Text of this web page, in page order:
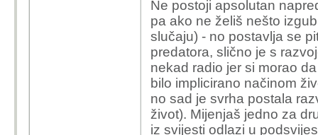
Ne postoji apsolutan
pa ako ne želiš nešto
slučaju) - no postavlja se
predatora, slično je s
nekad radio jer si morao
bilo implicirano načinom
no sad je svrha postala
život). Mijenjaš jedno za
iz svijesti odlazi u